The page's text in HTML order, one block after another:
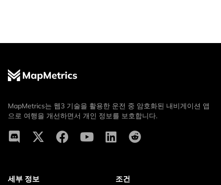
MapMetrics는 웹3 기술을 활용한 운전 중 암호화된 내비게이션 앱
으로 여행을 개선하면서 개인 정보를 보호합니다.
세부 정보 조건